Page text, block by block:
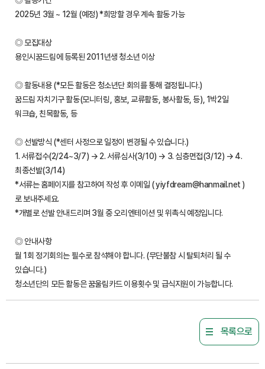
2025년 3월 ~ 12월 (예정) *희망할 경우 계속 활동 가능
◎ 모집대상
용인시꿈드림에 등록된 2011년생 청소년 이상
◎ 활동내용 (*모든 활동은 청소년단 회의를 통해 결정됩니다.)
꿈드림 자치기구 활동(모니터링, 홍보, 교류활동, 봉사활동, 등), 1박2일
워크숍, 친목활동, 등
◎ 선발방식 (*센터 사정으로 일정이 변경될 수 있습니다.)
1. 서류접수(2/24~3/7) → 2. 서류심사(3/10) → 3. 심층면접(3/12) → 4.
최종선발(3/14)
*서류는 홈페이지를 참고하여 작성 후 이메일 ( yiyfdream@hanmail.net )
로 보내주세요.
*개별로 선발 안내드리며 3월 중 오리엔테이션 및 위촉식 예정입니다.
◎ 안내사항
월 1회 정기회의는 필수로 참석해야 합니다. (무단불참 시 탈퇴처리 될 수
있습니다.)
청소년단의 모든 활동은 꿈울림카드 이용횟수 및 급식지원이 가능합니다.
목록으로